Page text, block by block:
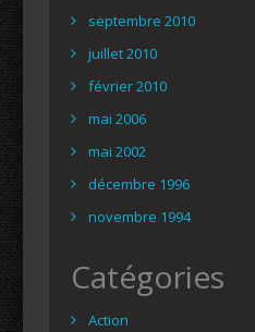
septembre 2010
juillet 2010
février 2010
mai 2006
mai 2002
décembre 1996
novembre 1994
Catégories
Action